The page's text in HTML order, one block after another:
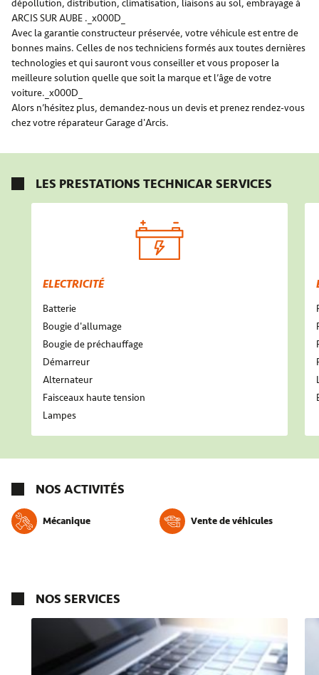
dépollution, distribution, climatisation, liaisons au sol, embrayage à
ARCIS SUR AUBE ._x000D_
Avec la garantie constructeur préservée, votre véhicule est entre de
bonnes mains. Celles de nos techniciens formés aux toutes dernières
technologies et qui sauront vous conseiller et vous proposer la
meilleure solution quelle que soit la marque et l’âge de votre
voiture._x000D_
Alors n’hésitez plus, demandez-nous un devis et prenez rendez-vous
chez votre réparateur Garage d'Arcis.
LES PRESTATIONS TECHNICAR SERVICES
ELECTRICITÉ
Batterie
Bougie d'allumage
Bougie de préchauffage
Démarreur
Alternateur
Faisceaux haute tension
Lampes
NOS ACTIVITÉS
Mécanique Vente de véhicules
NOS SERVICES